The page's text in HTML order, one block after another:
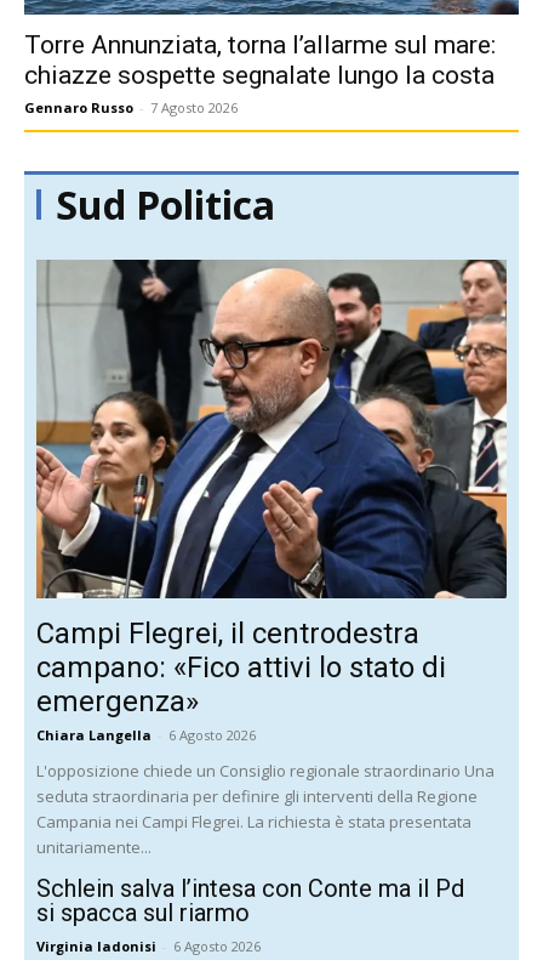
Torre Annunziata, torna l’allarme sul mare:
chiazze sospette segnalate lungo la costa
Gennaro Russo - 7 Agosto 2026
Sud Politica
Campi Flegrei, il centrodestra
campano: «Fico attivi lo stato di
emergenza»
Chiara Langella - 6 Agosto 2026
L'opposizione chiede un Consiglio regionale straordinario Una
seduta straordinaria per definire gli interventi della Regione
Campania nei Campi Flegrei. La richiesta è stata presentata
unitariamente...
Schlein salva l’intesa con Conte ma il Pd
si spacca sul riarmo
Virginia Iadonisi - 6 Agosto 2026